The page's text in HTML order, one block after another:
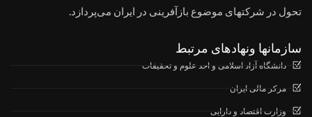
تحول در شرکتهای موضوع بازآفرینی در ایران می‌پردازد.
سازمانها ونهادهای مرتبط
دانشگاه آزاد اسلامی و احد علوم و تحقیفات
مرکر مالی ایران
وزارت اقتصاد و دارایی